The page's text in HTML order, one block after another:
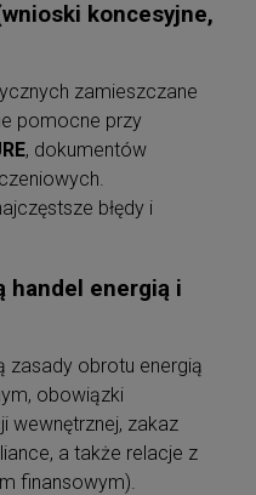
koncesyjne,
zamieszczane
pomocne przy
, dokumentów
błędy i
handel energią i
zasady obrotu energią
obowiązki
wewnętrznej, zakaz
a także relacje z
finansowym).